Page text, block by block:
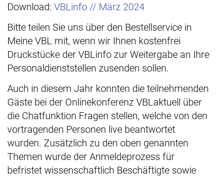
Download: VBLinfo // März 2024
Bitte teilen Sie uns über den Bestellservice in
Meine VBL mit, wenn wir Ihnen kostenfrei
Druckstücke der VBLinfo zur Weitergabe an Ihre
Personaldienststellen zusenden sollen.
Auch in diesem Jahr konnten die teilnehmenden
Gäste bei der Onlinekonferenz VBLaktuell über
die Chatfunktion Fragen stellen, welche von den
vortragenden Personen live beantwortet
wurden. Zusätzlich zu den oben genannten
Themen wurde der Anmeldeprozess für
befristet wissenschaftlich Beschäftigte sowie